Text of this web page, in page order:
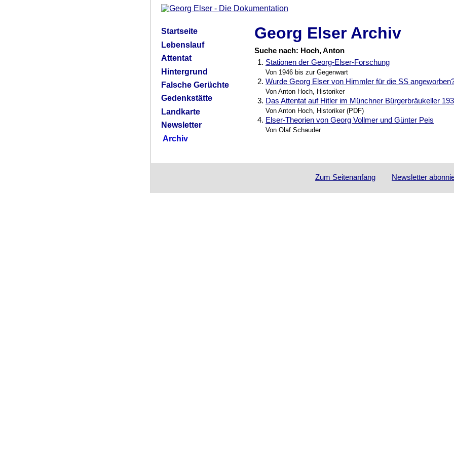
Startseite
Lebenslauf
Attentat
Hintergrund
Falsche Gerüchte
Gedenkstätte
Landkarte
Newsletter
Archiv
Georg Elser Archiv
Suche nach: Hoch, Anton
1. Stationen der Georg-Elser-Forschung
Von 1946 bis zur Gegenwart
2. Wurde Georg Elser von Himmler für die SS
Von Anton Hoch, Historiker
3. Das Attentat auf Hitler im Münchner Bürgerbräukeller
Von Anton Hoch, Historiker (PDF)
4. Elser-Theorien von Georg Vollmer und Günter Peis
Von Olaf Schauder
Zum Seitenanfang Newsletter